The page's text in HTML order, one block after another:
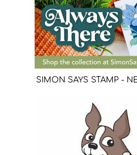
SIMON SAYS STAMP -